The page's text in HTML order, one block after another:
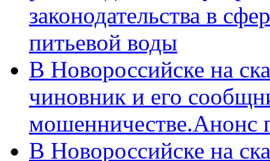
законодательства в
питьевой воды
В Новороссийске на
чиновник и его
мошенничестве.Анонс
В Новороссийске на